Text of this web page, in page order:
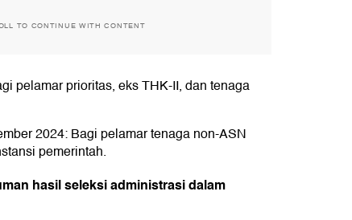
TO CONTINUE WITH CONTENT
pelamar prioritas, eks THK-II, dan tenaga
2024: Bagi pelamar tenaga non-ASN
pemerintah.
hasil seleksi administrasi dalam